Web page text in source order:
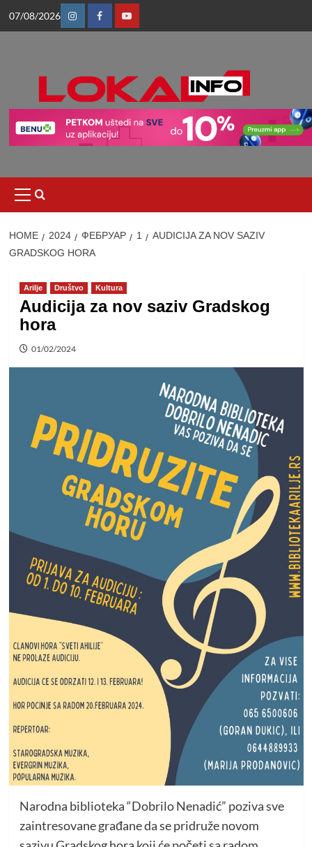
07/08/2026
InstagramFacebookYoutube
Menu
HOME 2024 ФЕБРУАР 1
AUDICIJA ZA NOV SAZIV
GRADSKOG HORA
Arilje Društvo Kultura
Audicija za nov saziv Gradskog
hora
01/02/2024
Narodna biblioteka “Dobrilo Nenadić” poziva sve
zaintresovane građane da se pridruže novom